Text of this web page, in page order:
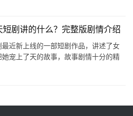
剧讲的什么？完整版剧情介绍
近新上线的一部短剧作品，讲述了女
宠上了天的故事，故事剧情十分的精